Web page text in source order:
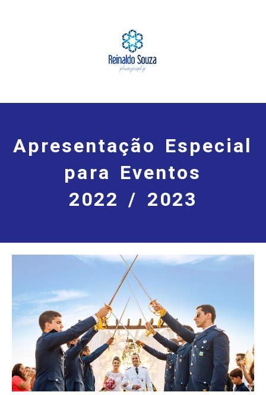
Apresentação Especial
para Eventos
2022 / 2023